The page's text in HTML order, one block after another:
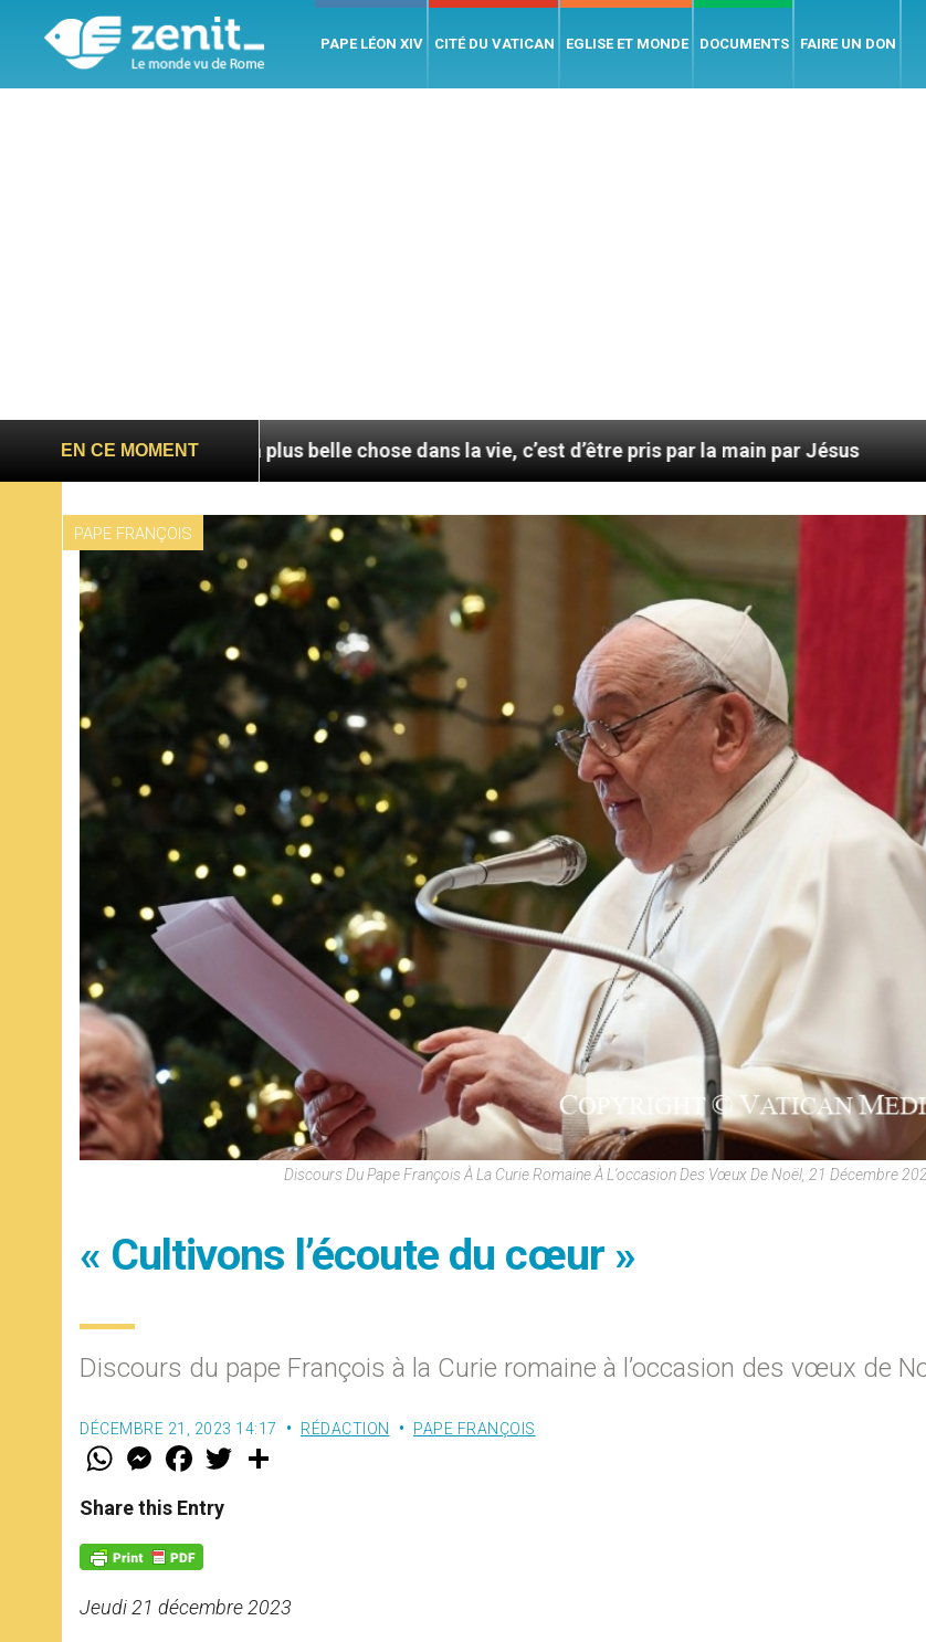
PAPE LÉON XIV CITÉ DU VATICAN EGLISE ET MONDE DOCUMENTS FAIRE UN DON
EN CE MOMENT
La plus belle chose dans la vie, c’est d’être pris par la main par Jésus Un Cantique
PAPE FRANÇOIS
Discours Du Pape François À La Curie Romaine À L'occasion Des Vœux De Noël, 21 Décembre
« Cultivons l’écoute du cœur »
Discours du pape François à la Curie romaine à l’occasion des vœux de
DÉCEMBRE 21, 2023 14:17 RÉDACTION PAPE FRANÇOIS
W
t
s
p
p
M
e
s
e
g
e
F
a
e
b
o
k
w
Share this Entry
Jeudi 21 décembre 2023